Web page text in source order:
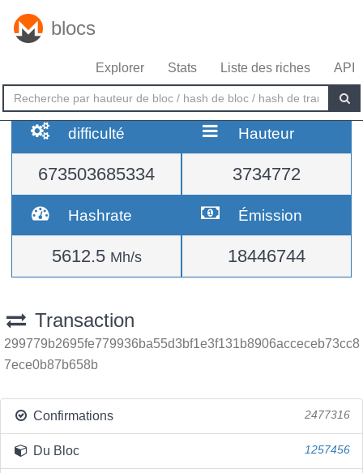
blocs
Explorer Stats Liste des riches API
difficulté
673503685334
Hauteur
3734772
Hashrate
5612.5 Mh/s
Émission
18446744
Transaction
299779b2695fe779936ba55d3bf1e3f131b8906acceceb73cc8
7ece0b87b658b
Confirmations 2477316
Du Bloc 1257456